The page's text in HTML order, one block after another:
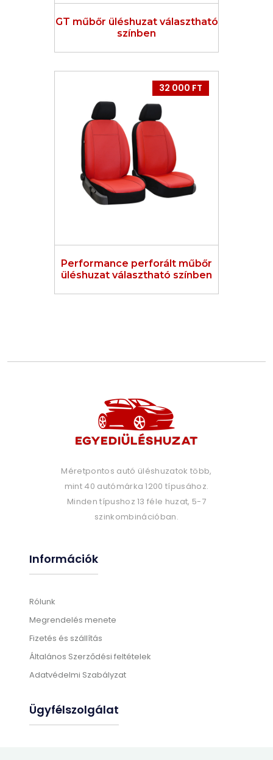
GT műbőr üléshuzat választható
színben
32 000 FT
Performance perforált műbőr
üléshuzat választható színben
Méretpontos autó üléshuzatok több,
mint 40 autómárka 1200 típusához.
Minden típushoz 13 féle huzat, 5-7
szinkombinációban.
Információk
Rólunk
Megrendelés menete
Fizetés és szállítás
Általános Szerződési feltételek
Adatvédelmi Szabályzat
Ügyfélszolgálat